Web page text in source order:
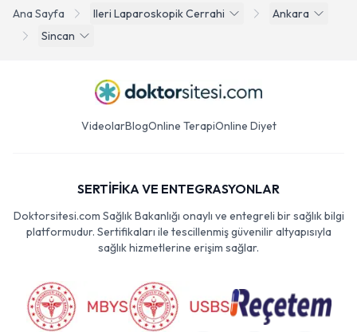
Ana Sayfa Ileri Laparoskopik Cerrahi
Ankara
Sincan
VideolarBlogOnline TerapiOnline Diyet
SERTİFİKA VE ENTEGRASYONLAR
Doktorsitesi.com Sağlık Bakanlığı onaylı ve entegreli bir sağlık bilgi
platformudur. Sertifikaları ile tescillenmiş güvenilir altyapısıyla
sağlık hizmetlerine erişim sağlar.